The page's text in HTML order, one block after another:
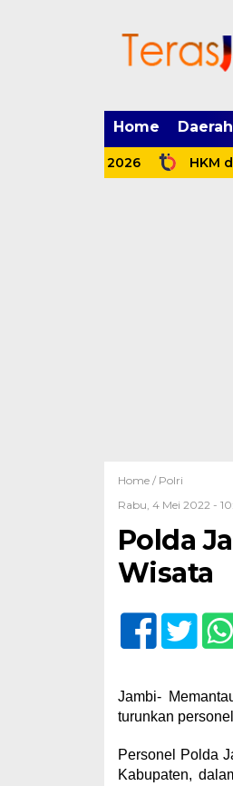
Home Daerah
HKM dan
Home / Polri
Rabu, 4 Mei 2022 -
Polda
Wisata
Jambi-
turunkan
Personel Polda
Kabupaten,